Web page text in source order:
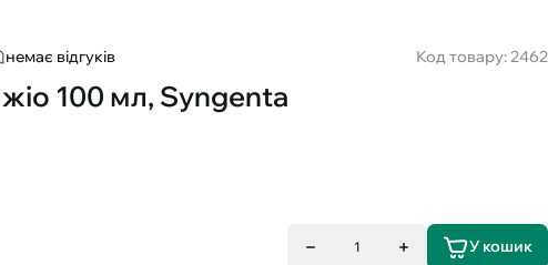
немає відгуків Код товару: 2462
100 мл, Syngenta
1 У кошик